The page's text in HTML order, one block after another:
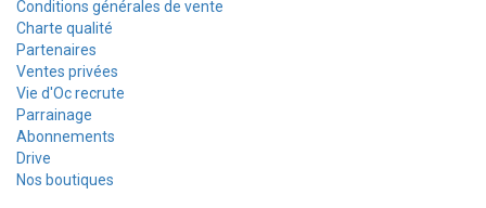
Conditions générales de vente
Charte qualité
Partenaires
Ventes privées
Vie d'Oc recrute
Parrainage
Abonnements
Drive
Nos boutiques